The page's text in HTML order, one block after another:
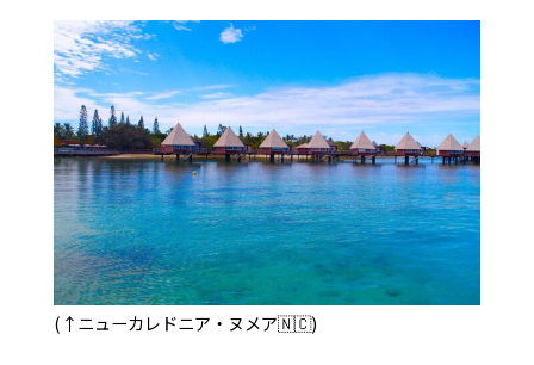
(↑ニューカレドニア・ヌメア🇳🇨)